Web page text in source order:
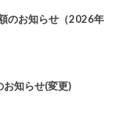
のお知らせ（2026年
知らせ(変更)